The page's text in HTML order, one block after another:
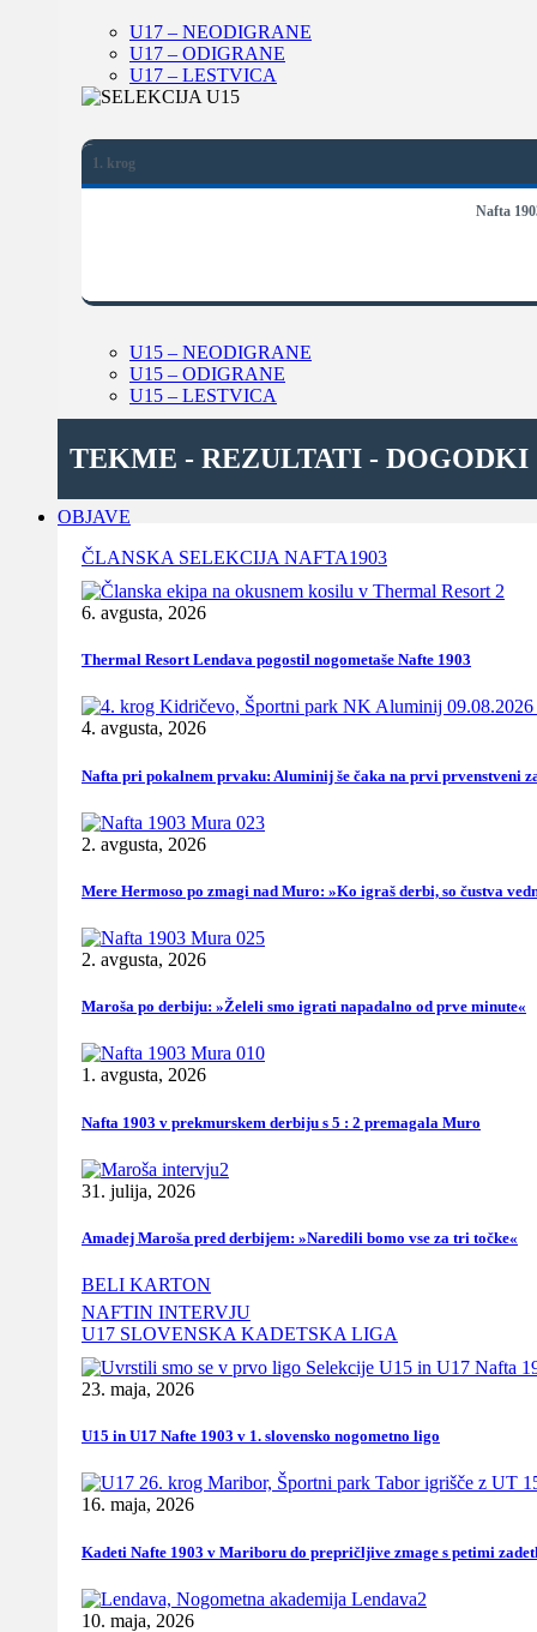
U17 – NEODIGRANE
U17 – ODIGRANE
U17 – LESTVICA
1. krog
Nafta
U15 – NEODIGRANE
U15 – ODIGRANE
U15 – LESTVICA
TEKME - REZULTATI - DOGODKI
OBJAVE
ČLANSKA SELEKCIJA NAFTA1903
6. avgusta, 2026
Thermal Resort Lendava pogostil nogometaše Nafte 1903
4. avgusta, 2026
Nafta pri pokalnem prvaku: Aluminij še čaka na prvi prvenstveni
2. avgusta, 2026
Mere Hermoso po zmagi nad Muro: »Ko igraš derbi, so čustva
2. avgusta, 2026
Maroša po derbiju: »Želeli smo igrati napadalno od prve minute«
1. avgusta, 2026
Nafta 1903 v prekmurskem derbiju s 5 : 2 premagala Muro
31. julija, 2026
Amadej Maroša pred derbijem: »Naredili bomo vse za tri točke«
BELI KARTON
NAFTIN INTERVJU
U17 SLOVENSKA KADETSKA LIGA
23. maja, 2026
U15 in U17 Nafte 1903 v 1. slovensko nogometno ligo
16. maja, 2026
Kadeti Nafte 1903 v Mariboru do prepričljive zmage s petimi
10. maja, 2026